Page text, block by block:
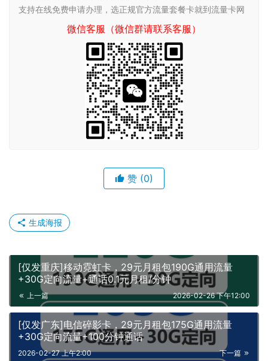
支持在线免费申请办理，选正规官方流量套餐卡就到流量卡网
微信客服（微信群请联系客服）
赞 (0)
生成海报
[仅发重庆]移动霓虹卡，29元月租包190G通用流量
+30G定向流量+通话0.1元月租/分钟
上一篇 2026-02-26 下午12:00
[仅发广东]电信碎影卡，29元月租包175G通用流量
+30G定向流量+100分钟通话
下一篇
2026-02-27 上午2:00